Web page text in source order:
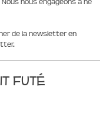
nous engageons à ne
de la newsletter en
Futé